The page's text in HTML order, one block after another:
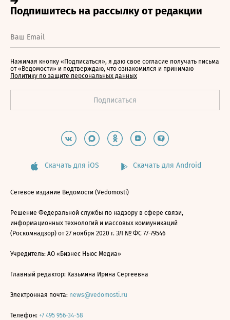
Нажимая кнопку «Подписаться», я даю свое согласие получать письма
от «Ведомости» и подтверждаю, что ознакомился и принимаю
Политику по защите персональных данных
Скачать для iOS Скачать для Android
Сетевое издание Ведомости (Vedomosti)
Решение Федеральной службы по надзору в сфере связи,
информационных технологий и массовых коммуникаций
(Роскомнадзор) от 27 ноября 2020 г. ЭЛ № ФС 77-79546
Учредитель: АО «Бизнес Ньюс Медиа»
Главный редактор: Казьмина Ирина Сергеевна
Электронная почта: news@vedomosti.ru
Телефон: +7 495 956-34-58